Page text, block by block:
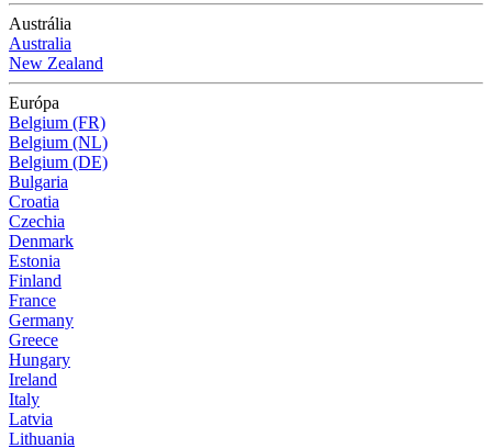
Austrália
Australia
New Zealand
Európa
Belgium (FR)
Belgium (NL)
Belgium (DE)
Bulgaria
Croatia
Czechia
Denmark
Estonia
Finland
France
Germany
Greece
Hungary
Ireland
Italy
Latvia
Lithuania